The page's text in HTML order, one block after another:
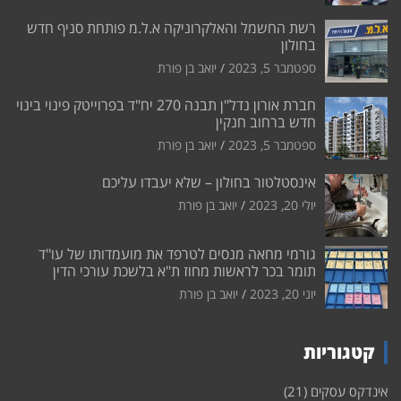
רשת החשמל והאלקרוניקה א.ל.מ פותחת סניף חדש
בחולון
ספטמבר 5, 2023 יואב בן פורת
חברת אורון נדל"ן תבנה 270 יח"ד בפרוייטק פינוי בינוי
חדש ברחוב חנקין
ספטמבר 5, 2023 יואב בן פורת
אינסטלטור בחולון – שלא יעבדו עליכם
יולי 20, 2023 יואב בן פורת
גורמי מחאה מנסים לטרפד את מועמדותו של עו"ד
תומר בכר לראשות מחוז ת"א בלשכת עורכי הדין
יוני 20, 2023 יואב בן פורת
קטגוריות
אינדקס עסקים (21)